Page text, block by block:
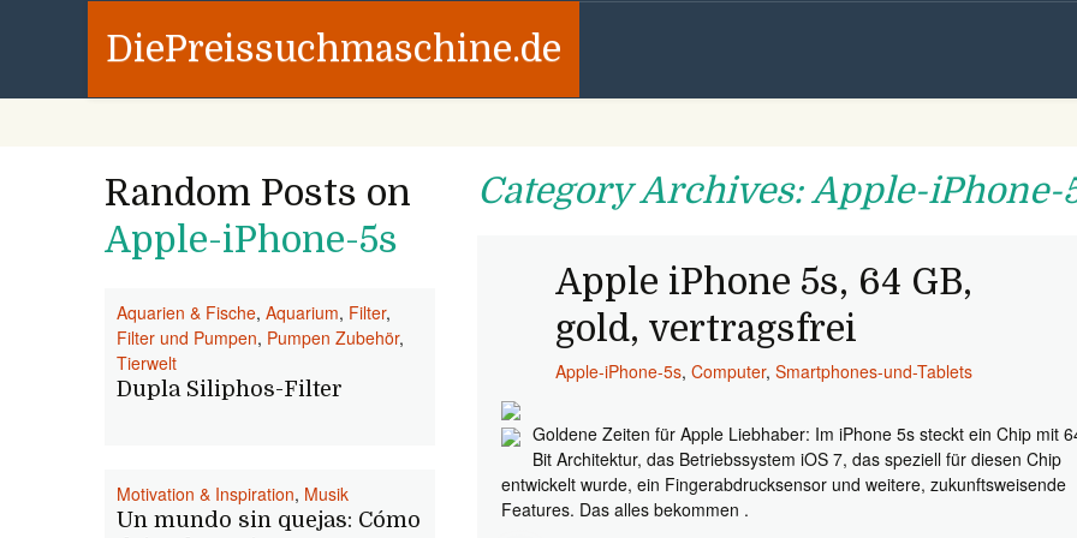
DiePreissuchmaschine.de
Category Archives: Apple-iPhone-
Apple iPhone 5s, 64 GB,
gold, vertragsfrei
Apple-iPhone-5s,Computer,Smartphones-und-Tablets
Goldene Zeiten für Apple Liebhaber: Im iPhone 5s steckt ein Chip mit
Bit Architektur, das Betriebssystem iOS 7, das speziell für diesen Chip
entwickelt wurde, ein Fingerabdrucksensor und weitere, zukunftsweisende
Features. Das alles bekommen .
Random Posts on
Apple-iPhone-5s
Aquarien & Fische, Aquarium, Filter,
Filter und Pumpen, Pumpen Zubehör,
Tierwelt
Dupla Siliphos-Filter
Motivation & Inspiration, Musik
Un mundo sin quejas: Cómo